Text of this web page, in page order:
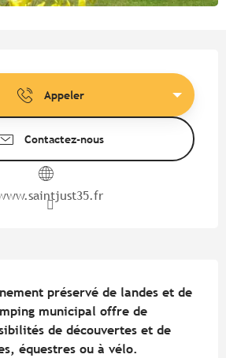
Appeler
Contactez-nous
préservé de landes et de
municipal offre de
de découvertes et de
équestres ou à vélo.